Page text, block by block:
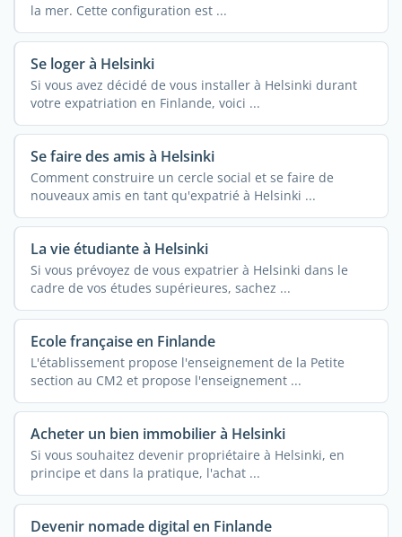
la mer. Cette configuration est ...
Se loger à Helsinki
Si vous avez décidé de vous installer à Helsinki durant
votre expatriation en Finlande, voici ...
Se faire des amis à Helsinki
Comment construire un cercle social et se faire de
nouveaux amis en tant qu'expatrié à Helsinki ...
La vie étudiante à Helsinki
Si vous prévoyez de vous expatrier à Helsinki dans le
cadre de vos études supérieures, sachez ...
Ecole française en Finlande
L'établissement propose l'enseignement de la Petite
section au CM2 et propose l'enseignement ...
Acheter un bien immobilier à Helsinki
Si vous souhaitez devenir propriétaire à Helsinki, en
principe et dans la pratique, l'achat ...
Devenir nomade digital en Finlande